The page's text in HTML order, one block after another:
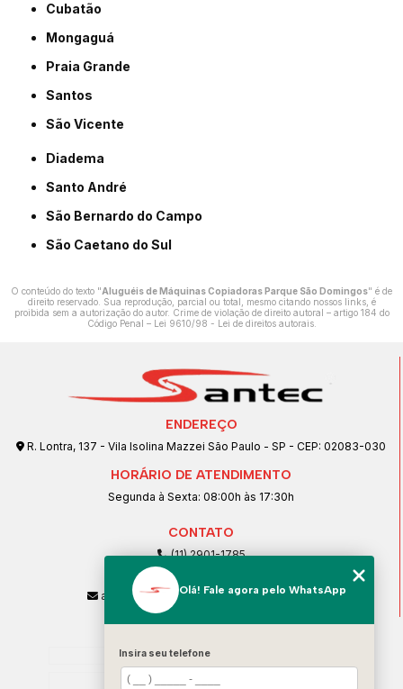
Cubatão
Mongaguá
Praia Grande
Santos
São Vicente
Diadema
Santo André
São Bernardo do Campo
São Caetano do Sul
O conteúdo do texto "Aluguéis de Máquinas Copiadoras Parque São Domingos" é de
direito reservado. Sua reprodução, parcial ou total, mesmo citando nossos links, é
proibida sem a autorização do autor. Crime de violação de direito autoral – artigo 184 do
Código Penal – Lei 9610/98 - Lei de direitos autorais.
ENDEREÇO
R. Lontra, 137 - Vila Isolina Mazzei São Paulo - SP - CEP: 02083-030
HORÁRIO DE ATENDIMENTO
Segunda à Sexta: 08:00h às 17:30h
CONTATO
(11) 2901-1785
(11) 99239-1832
atendimento@santeccopiadoras.com.br
Home
Empresa
Olá! Fale agora pelo WhatsApp
Insira seu telefone